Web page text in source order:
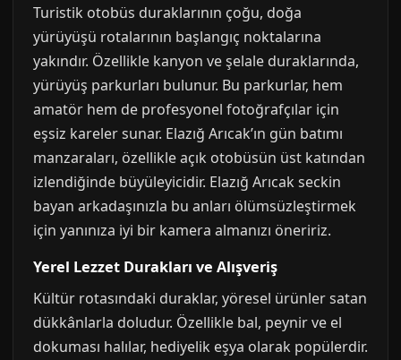
Turistik otobüs duraklarının çoğu, doğa
yürüyüşü rotalarının başlangıç noktalarına
yakındır. Özellikle kanyon ve şelale duraklarında,
yürüyüş parkurları bulunur. Bu parkurlar, hem
amatör hem de profesyonel fotoğrafçılar için
eşsiz kareler sunar. Elazığ Arıcak’ın gün batımı
manzaraları, özellikle açık otobüsün üst katından
izlendiğinde büyüleyicidir. Elazığ Arıcak seckin
bayan arkadaşınızla bu anları ölümsüzleştirmek
için yanınıza iyi bir kamera almanızı öneririz.
Yerel Lezzet Durakları ve Alışveriş
Kültür rotasındaki duraklar, yöresel ürünler satan
dükkânlarla doludur. Özellikle bal, peynir ve el
dokuması halılar, hediyelik eşya olarak popülerdir.